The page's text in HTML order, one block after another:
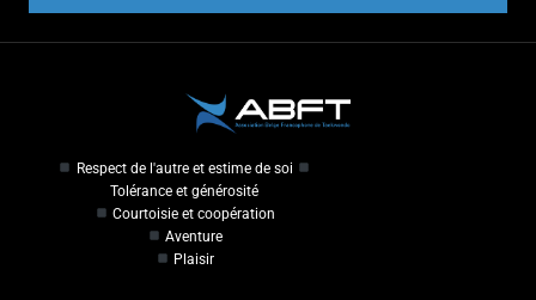
Respect de l'autre et estime de soi
Tolérance et générosité
Courtoisie et coopération
Aventure
Plaisir